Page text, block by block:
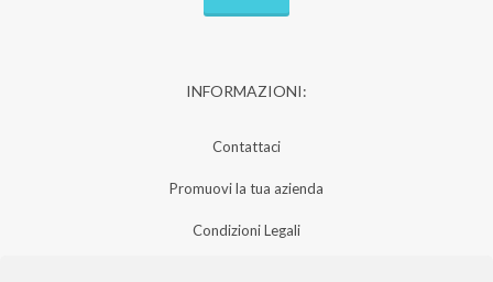
INFORMAZIONI:
Contattaci
Promuovi la tua azienda
Condizioni Legali